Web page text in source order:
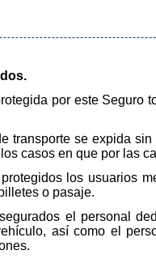
por este Seguro
transporte se expida
casos en que por las
los usuarios
o pasaje.
el personal
así como el